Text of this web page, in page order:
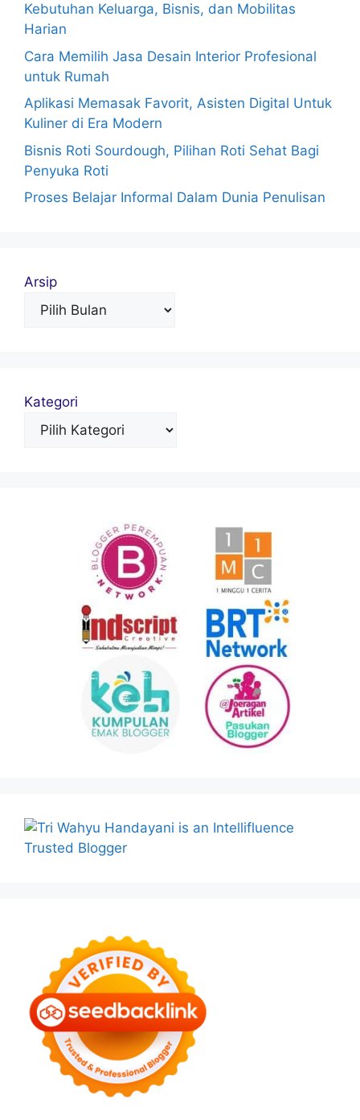
Kebutuhan Keluarga, Bisnis, dan Mobilitas
Harian
Cara Memilih Jasa Desain Interior Profesional
untuk Rumah
Aplikasi Memasak Favorit, Asisten Digital Untuk
Kuliner di Era Modern
Bisnis Roti Sourdough, Pilihan Roti Sehat Bagi
Penyuka Roti
Proses Belajar Informal Dalam Dunia Penulisan
Arsip
Kategori